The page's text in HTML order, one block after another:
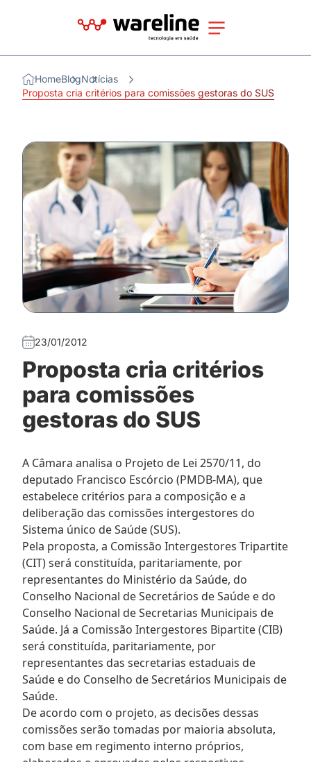
HomeBlogNotícias
Proposta cria critérios para comissões gestoras do SUS
23/01/2012
Proposta cria critérios
para comissões
gestoras do SUS
A Câmara analisa o Projeto de Lei 2570/11, do
deputado Francisco Escórcio (PMDB-MA), que
estabelece critérios para a composição e a
deliberação das comissões intergestores do
Sistema único de Saúde (SUS).
Pela proposta, a Comissão Intergestores Tripartite
(CIT) será constituída, paritariamente, por
representantes do Ministério da Saúde, do
Conselho Nacional de Secretários de Saúde e do
Conselho Nacional de Secretarias Municipais de
Saúde. Já a Comissão Intergestores Bipartite (CIB)
será constituída, paritariamente, por
representantes das secretarias estaduais de
Saúde e do Conselho de Secretários Municipais de
Saúde.
De acordo com o projeto, as decisões dessas
comissões serão tomadas por maioria absoluta,
com base em regimento interno próprios,